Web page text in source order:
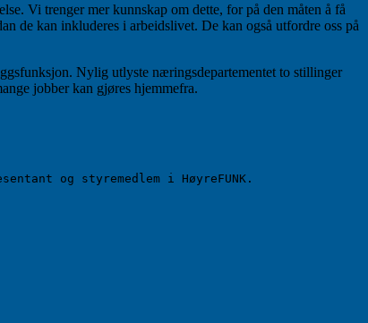
Vi trenger mer kunnskap om dette, for på den måten å få
de kan inkluderes i arbeidslivet. De kan også utfordre oss på
Nylig utlyste næringsdepartementet to stillinger
jobber kan gjøres hjemmefra.
og styremedlem i HøyreFUNK.